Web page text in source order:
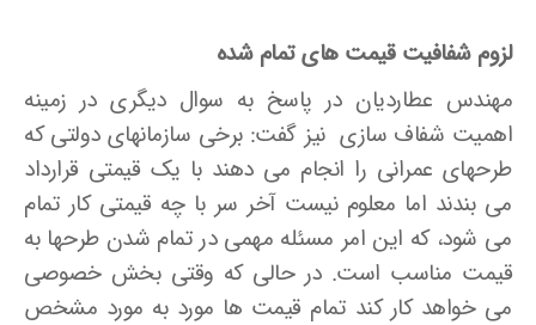
لزوم شفافیت قیمت های تمام شده
مهندس عطاردیان در پاسخ به سوال دیگری در زمینه
اهمیت شفاف­ سازی نیز گفت: برخی سازمانهای دولتی که
طرحهای عمرانی را انجام می­ دهند با یک قیمتی قرارداد
می ­بندند اما معلوم نیست آخر سر با چه قیمتی کار تمام
می ­شود، که این امر مسئله مهمی در تمام شدن طرحها به
قیمت مناسب است. در حالی که وقتی بخش خصوصی
می­ خواهد کار کند تمام قیمت ها مورد به مورد مشخص